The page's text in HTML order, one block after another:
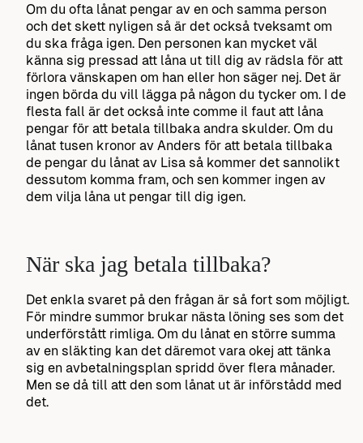
Om du ofta lånat pengar av en och samma person
och det skett nyligen så är det också tveksamt om
du ska fråga igen. Den personen kan mycket väl
känna sig pressad att låna ut till dig av rädsla för att
förlora vänskapen om han eller hon säger nej. Det är
ingen börda du vill lägga på någon du tycker om. I de
flesta fall är det också inte comme il faut att låna
pengar för att betala tillbaka andra skulder. Om du
lånat tusen kronor av Anders för att betala tillbaka
de pengar du lånat av Lisa så kommer det sannolikt
dessutom komma fram, och sen kommer ingen av
dem vilja låna ut pengar till dig igen.
När ska jag betala tillbaka?
Det enkla svaret på den frågan är så fort som möjligt.
För mindre summor brukar nästa löning ses som det
underförstått rimliga. Om du lånat en större summa
av en släkting kan det däremot vara okej att tänka
sig en avbetalningsplan spridd över flera månader.
Men se då till att den som lånat ut är införstådd med
det.